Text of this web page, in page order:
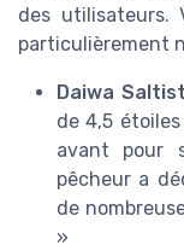
des utilisateurs.
particulièrement
Daiwa
de 4,5
avant pour
pêcheur a
de
»